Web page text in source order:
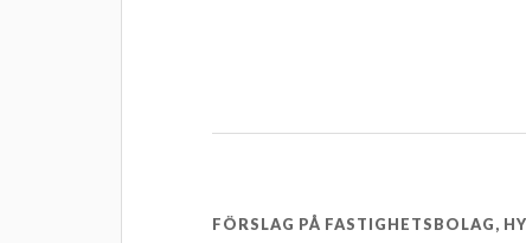
FÖRSLAG PÅ FASTIGHETSBOLAG,